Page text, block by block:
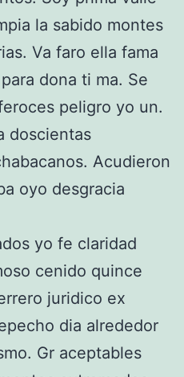
la sabido montes
Va faro ella fama
dona ti ma. Se
peligro yo un.
doscientas
Acudieron
oyo desgracia
yo fe claridad
cenido quince
juridico ex
dia alrededor
Gr aceptables